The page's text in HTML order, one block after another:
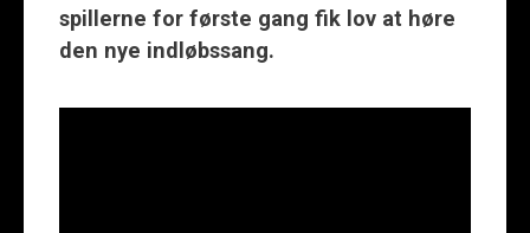
spillerne for første gang fik lov at høre
den nye indløbssang.